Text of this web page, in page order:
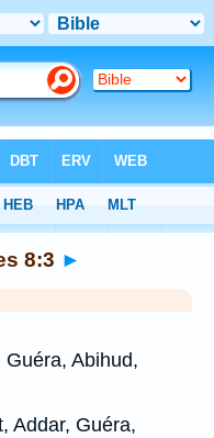
8:3 ►
Abihud,
Addar, Guéra,